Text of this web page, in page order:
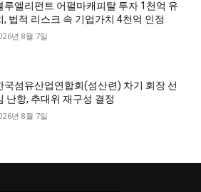
루엘리펀트 어펄마캐피탈 투자 1천억 유
, 법적 리스크 속 기업가치 4천억 인정
년 8월 7일
국섬유산업연합회(섬산련) 차기 회장 선
난항, 추대위 재구성 결정
년 8월 7일